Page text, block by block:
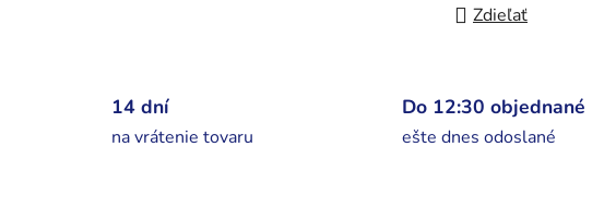
Zdieľať
14 dní
na vrátenie tovaru
Do 12:30 objednané
ešte dnes odoslané